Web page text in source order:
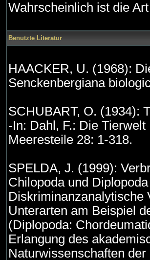
Wahrscheinlich ist die
Benutzte Literatur
HAACKER, U. (1968):
Senckenbergiana
SCHUBART, O. (1934):
-In: Dahl, F.: Die
Meeresteile 28: 1-318.
SPELDA, J. (1999):
Chilopoda und
Diskriminanzanalytische
Unterarten am Beispiel
(Diplopoda:
Erlangung des
Naturwissenschaften